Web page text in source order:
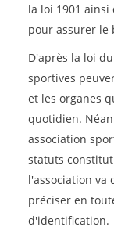
la loi 1901
pour assurer le
D'après la loi
sportives
et les organes
quotidien.
association
statuts
l'association va
préciser en
d'identification.